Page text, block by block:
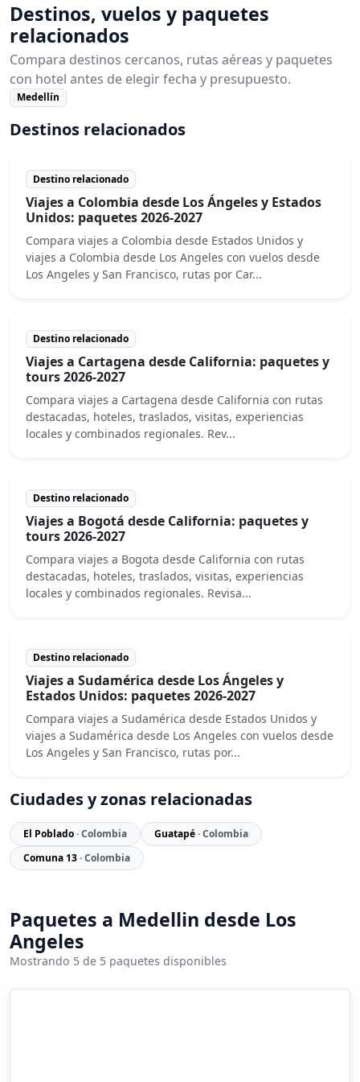
Destinos, vuelos y paquetes
relacionados
Compara destinos cercanos, rutas aéreas y paquetes
con hotel antes de elegir fecha y presupuesto.
Medellín
Destinos relacionados
Destino relacionado
Viajes a Colombia desde Los Ángeles y Estados
Unidos: paquetes 2026-2027
Compara viajes a Colombia desde Estados Unidos y
viajes a Colombia desde Los Angeles con vuelos desde
Los Angeles y San Francisco, rutas por Car...
Destino relacionado
Viajes a Cartagena desde California: paquetes y
tours 2026-2027
Compara viajes a Cartagena desde California con rutas
destacadas, hoteles, traslados, visitas, experiencias
locales y combinados regionales. Rev...
Destino relacionado
Viajes a Bogotá desde California: paquetes y
tours 2026-2027
Compara viajes a Bogota desde California con rutas
destacadas, hoteles, traslados, visitas, experiencias
locales y combinados regionales. Revisa...
Destino relacionado
Viajes a Sudamérica desde Los Ángeles y
Estados Unidos: paquetes 2026-2027
Compara viajes a Sudamérica desde Estados Unidos y
viajes a Sudamérica desde Los Angeles con vuelos desde
Los Angeles y San Francisco, rutas por...
Ciudades y zonas relacionadas
El Poblado· Colombia Guatapé· Colombia
Comuna 13· Colombia
Paquetes a Medellin desde Los
Angeles
Mostrando 5 de 5 paquetes disponibles